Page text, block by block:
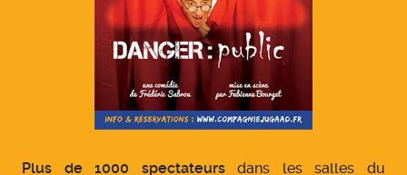
Plus de 1000 spectateursdans les salles du